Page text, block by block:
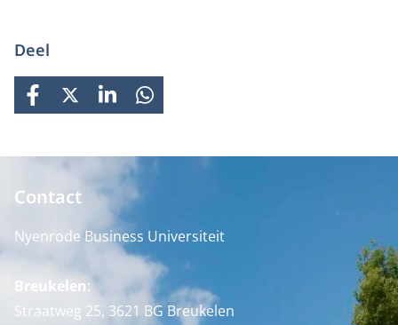
Deel
FACEBOOK
X LINKEDINWHATSAPP
Contact
Nyenrode Business Universiteit
Breukelen:
Straatweg 25, 3621 BG Breukelen